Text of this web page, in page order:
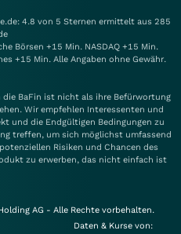
4.8 von 5 Sternen ermittelt aus 285
Börsen +15 Min. NASDAQ +15 Min.
+15 Min. Alle Angaben ohne Gewähr.
BaFin ist nicht als ihre Befürwortung
Wir empfehlen Interessenten und
und die Endgültigen Bedingungen zu
treffen, um sich möglichst umfassend
Risiken und Chancen des
zu erwerben, das nicht einfach ist
AG - Alle Rechte vorbehalten.
Daten & Kurse von: